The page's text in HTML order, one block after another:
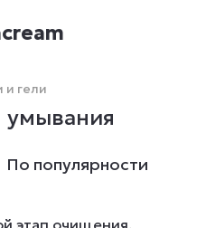
и гели
умывания
По популярности
этап очищения,